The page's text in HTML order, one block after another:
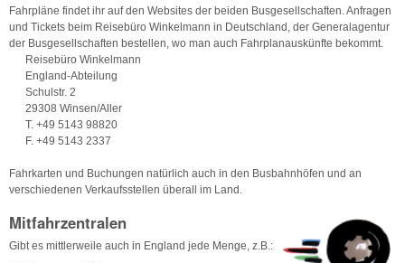
Fahrpläne findet ihr auf den Websites der beiden Busgesellschaften. Anfragen
und Tickets beim Reisebüro Winkelmann in Deutschland, der Generalagentur
der Busgesellschaften bestellen, wo man auch Fahrplanauskünfte bekommt.
Reisebüro Winkelmann
England-Abteilung
Schulstr. 2
29308 Winsen/Aller
T. +49 5143 98820
F. +49 5143 2337
Fahrkarten und Buchungen natürlich auch in den Busbahnhöfen und an
verschiedenen Verkaufsstellen überall im Land.
Mitfahrzentralen
Gibt es mittlerweile auch in England jede Menge, z.B.: